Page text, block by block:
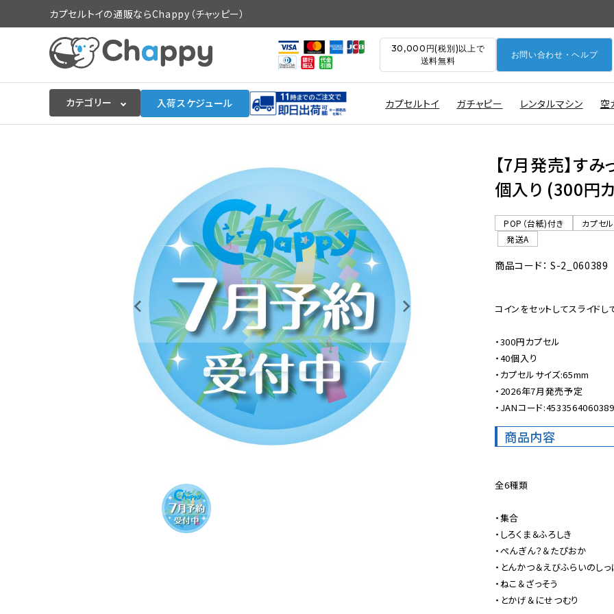
カプセルトイの通販ならChappy（チャッピー）
30,000円(税別)以上で
送料無料
お問い合わせ・ヘルプ
カテゴリー 入荷スケジュール カプセルトイ ガチャピー レンタルマシン 空
【7月発売】す
個入り (300円
POP（台紙)付き
カプセ
発送A
商品コード： S-2_060389
コインをセットしてスライド
・300円カプセル
・40個入り
・カプセルサイズ:65mm
・2026年7月発売予定
・JANコード:4533564060389
商品内容
全6種類
・集合
・しろくま＆ふろしき
・ぺんぎん？＆たぴおか
・とんかつ＆えびふらいのし
・ねこ＆ざっそう
・とかげ＆にせつむり